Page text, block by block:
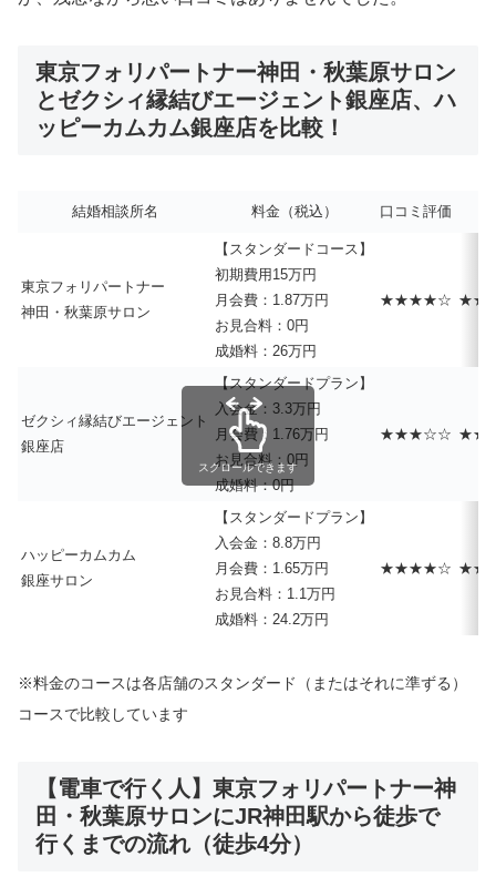
東京フォリパートナー神田・秋葉原サロン
とゼクシィ縁結びエージェント銀座店、ハ
ッピーカムカム銀座店を比較！
結婚相談所名 料金（税込） 口コミ評価
東京フォリパートナー
神田・秋葉原サロン
【スタンダードコース】
初期費用15万円
月会費：1.87万円
お見合料：0円
成婚料：26万円
★★★★☆
ゼクシィ縁結びエージェント
銀座店
【スタンダードプラン】
入会金：3.3万円
月会費：1.76万円
お見合料：0円
成婚料：0円
★★★☆☆
ハッピーカムカム
銀座サロン
【スタンダードプラン】
入会金：8.8万円
月会費：1.65万円
お見合料：1.1万円
成婚料：24.2万円
★★★★☆
スクロールできます
※料金のコースは各店舗のスタンダード（またはそれに準ずる）
コースで比較しています
【電車で行く人】東京フォリパートナー神
田・秋葉原サロンにJR神田駅から徒歩で
行くまでの流れ（徒歩4分）